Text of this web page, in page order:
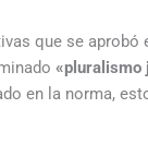
que se
«pluralismo
en la norma,